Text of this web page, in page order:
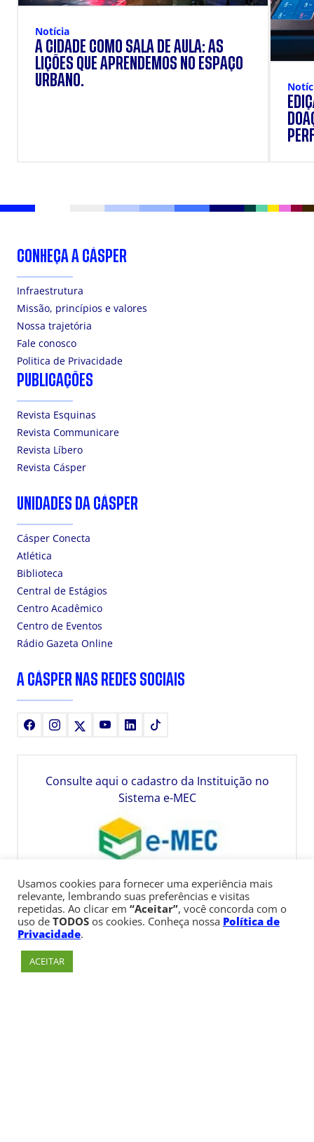
Notícia
A CIDADE COMO SALA DE AULA: AS
LIÇÕES QUE APRENDEMOS NO ESPAÇO
URBANO.
CONHEÇA A CÁSPER
Infraestrutura
Missão, princípios e valores
Nossa trajetória
Fale conosco
Politica de Privacidade
PUBLICAÇÕES
Revista Esquinas
Revista Communicare
Revista Líbero
Revista Cásper
UNIDADES DA CÁSPER
Cásper Conecta
Atlética
Biblioteca
Central de Estágios
Centro Acadêmico
Centro de Eventos
Rádio Gazeta Online
A CÁSPER NAS REDES SOCIAIS
FacebookInstagram YoutubeLinkedIn
Consulte aqui o cadastro da Instituição no
Sistema e-MEC
Usamos cookies para fornecer uma experiência mais
relevante, lembrando suas preferências e visitas
repetidas. Ao clicar em “Aceitar”, você concorda com o
uso de TODOS os cookies. Conheça nossa Política de
Privacidade.
ACEITAR